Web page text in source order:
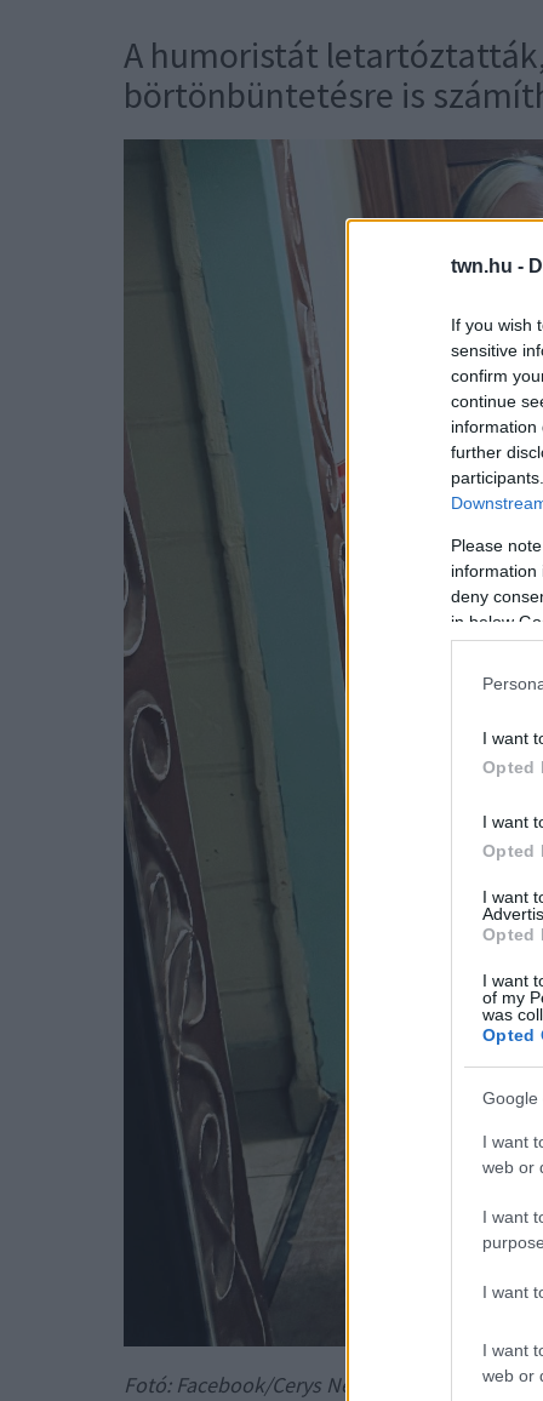
twn.hu -
If you wish
sensitive
confirm
continue
information
further
Please
information
deny
in below
I want
Opted
I want
Opted
I want
Opted
I want
of my
was
Opted
Google
I want
web or
I want
I want
I want
web or
A humoristát
börtönbüntetésre is
Fotó: Facebook/Cerys Nelmes